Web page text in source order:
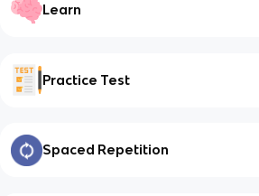
Learn
Practice Test
Spaced Repetition